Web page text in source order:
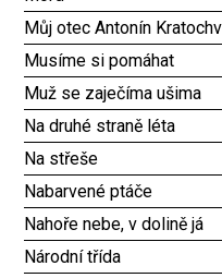
Můj otec Antonín
Musíme si pomáhat
Muž se zaječíma ušima
Na druhé straně léta
Na střeše
Nabarvené ptáče
Nahoře nebe, v dolině já
Národní třída